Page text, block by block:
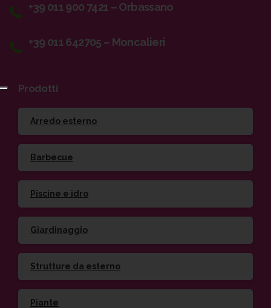
+39 011 900 7421 – Orbassano
+39 011 642705 – Moncalieri
Prodotti
Arredo esterno
Barbecue
Piscine e idro
Giardinaggio
Strutture da esterno
Piante